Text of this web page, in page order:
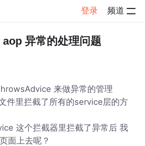
登录 频道
帖子详情
异常的处理问题
来做异常的管理
件里拦截了所有的service层的方
这个拦截器里拦截了异常后 我
面上去呢？